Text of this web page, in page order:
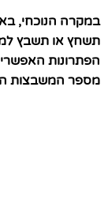
במקרה הנוכחי,
תשחץ או תשבץ
הפתרונות
מספר המשבצות